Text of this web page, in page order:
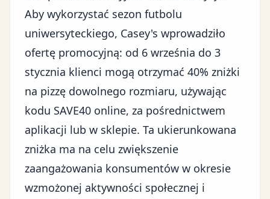
Aby wykorzystać sezon futbolu
uniwersyteckiego, Casey's wprowadziło
ofertę promocyjną: od 6 września do 3
stycznia klienci mogą otrzymać 40% zniżki
na pizzę dowolnego rozmiaru, używając
kodu SAVE40 online, za pośrednictwem
aplikacji lub w sklepie. Ta ukierunkowana
zniżka ma na celu zwiększenie
zaangażowania konsumentów w okresie
wzmożonej aktywności społecznej i